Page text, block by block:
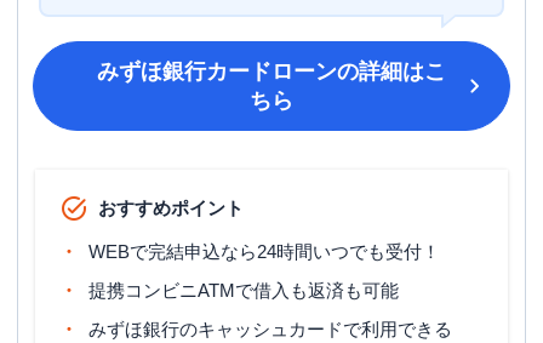
みずほ銀行カードローンの詳細はこ
ちら
おすすめポイント
WEBで完結申込なら24時間いつでも受付！
提携コンビニATMで借入も返済も可能
みずほ銀行のキャッシュカードで利用できる